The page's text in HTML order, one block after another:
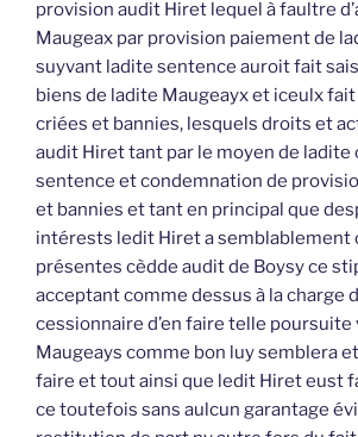
provision audit Hiret lequel à faultre
Maugeax par provision paiement de
suyvant ladite sentence auroit fait
biens de ladite Maugeayx et iceulx
criées et bannies, lesquels droits et
audit Hiret tant par le moyen de ladite
sentence et condemnation de
et bannies et tant en principal que
intérests ledit Hiret a semblablement
présentes cèdde audit de Boysy ce
acceptant comme dessus à la charge
cessionnaire d’en faire telle poursuite
Maugeays comme bon luy semblera
faire et tout ainsi que ledit Hiret eust
ce toutefois sans aulcun garantage